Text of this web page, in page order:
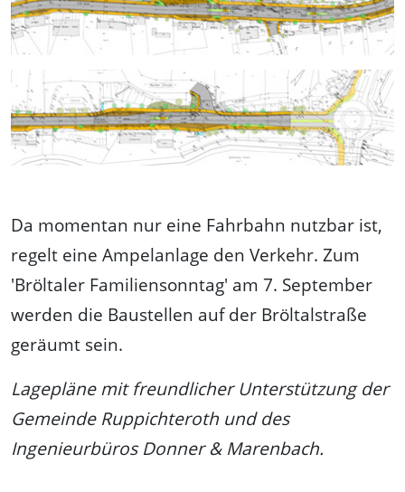
Da momentan nur eine Fahrbahn nutzbar ist,
regelt eine Ampelanlage den Verkehr. Zum
'Bröltaler Familiensonntag' am 7. September
werden die Baustellen auf der Bröltalstraße
geräumt sein.
Lagepläne mit freundlicher Unterstützung der
Gemeinde Ruppichteroth und des
Ingenieurbüros Donner & Marenbach.